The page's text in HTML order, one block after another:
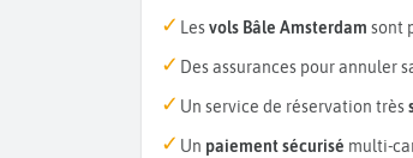
Lesvols Bâle Amsterdam sont
Des assurances pour annuler
Un service de réservation très
Un paiement sécurisé multi-